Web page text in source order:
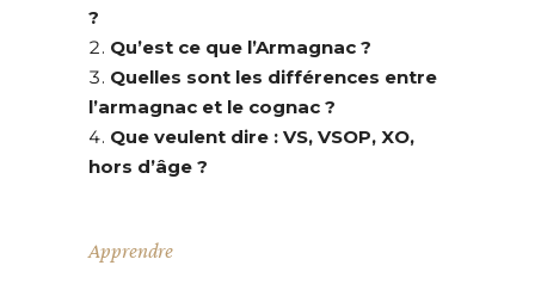
?
Qu’est ce que l’Armagnac ?
Quelles sont les différences entre
l’armagnac et le cognac ?
Que veulent dire : VS, VSOP, XO,
hors d’âge ?
Apprendre